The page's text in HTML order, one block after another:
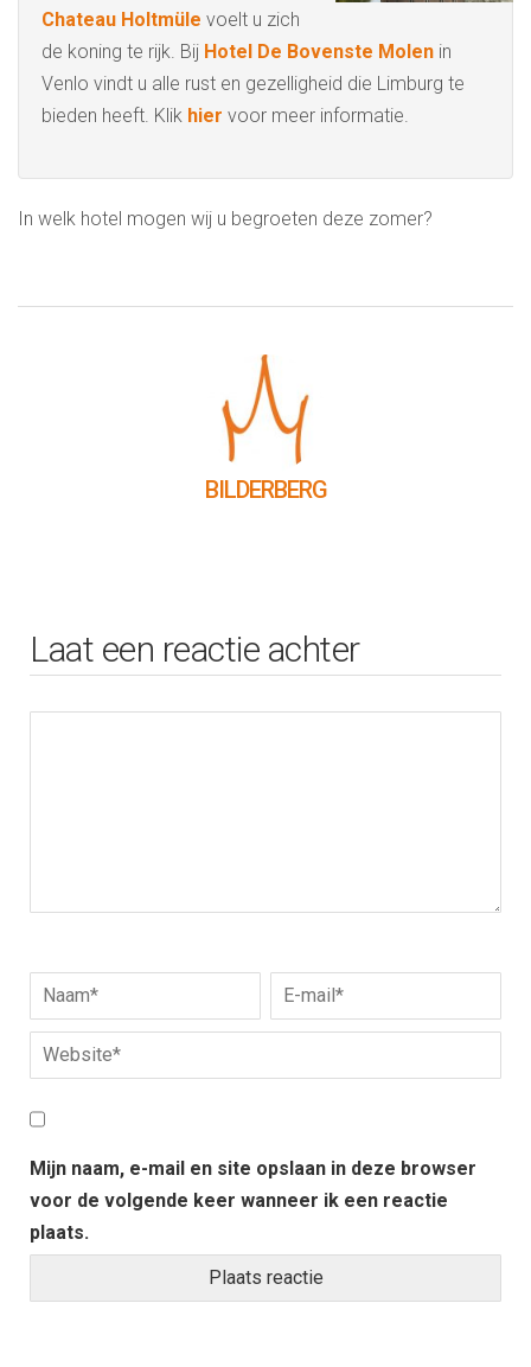
Chateau Holtmüle voelt u zich
de koning te rijk. Bij Hotel De Bovenste Molen in
Venlo vindt u alle rust en gezelligheid die Limburg te
bieden heeft. Klik hier voor meer informatie.
In welk hotel mogen wij u begroeten deze zomer?
BILDERBERG
Laat een reactie achter
Mijn naam, e-mail en site opslaan in deze browser
voor de volgende keer wanneer ik een reactie
plaats.